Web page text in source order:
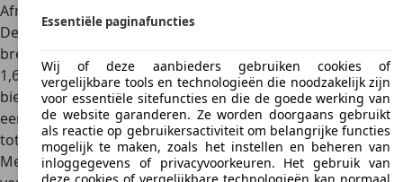
Afmetingen
De Chevrolet Trax heeft een lengte van 4,25 meter. De
breedte wordt opgegeven als 1,76 meter, de hoogte als
1,67 meter. De wielbasis is 2,55 meter. De bagageruimte
biedt plaats aan356 tot 1.372 liter. Het vijfdeursmodel heeft
een leeggewicht van 1.287 kilogram, het toegestane
totaalgewicht bedraagt 1.791 kilogram.
Met de Chevrolet Trax kan ook eenaanhanger worden
Essentiële paginafuncties
Wij of deze aanbieders gebruiken cookies of
vergelijkbare tools en technologieën die noodzakelijk zijn
voor essentiële sitefuncties en die de goede werking van
de website garanderen. Ze worden doorgaans gebruikt
als reactie op gebruikersactiviteit om belangrijke functies
mogelijk te maken, zoals het instellen en beheren van
inloggegevens of privacyvoorkeuren. Het gebruik van